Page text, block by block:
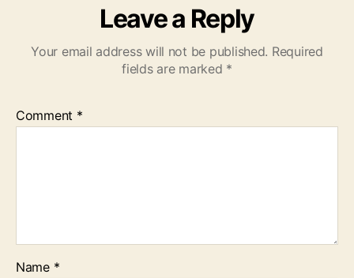
Leave a Reply
Your email address will not be published. Required
fields are marked *
Comment *
Name *